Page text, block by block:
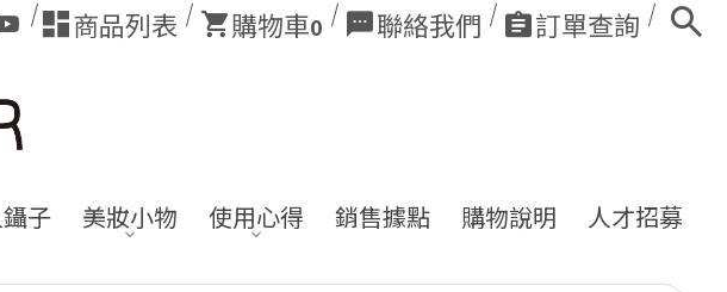
商品列表 購物車0 聯絡我們 訂單查詢
子 美妝小物 使用心得 銷售據點 購物說明 人才招募